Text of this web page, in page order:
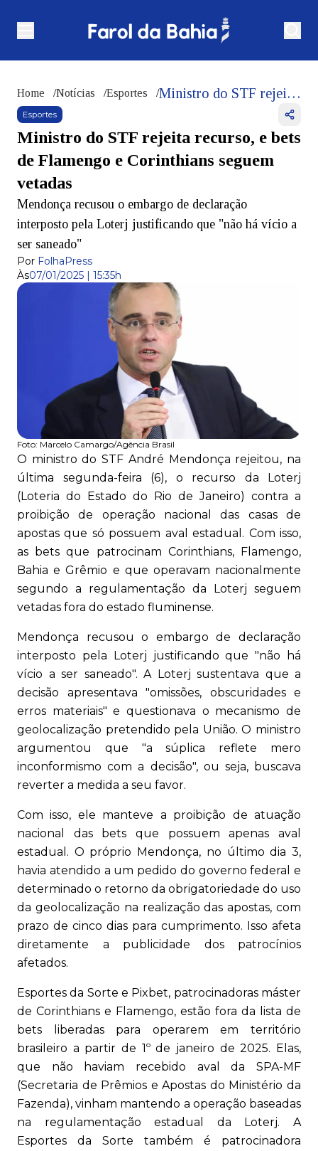
Home /Notícias /Esportes / Ministro do STF rejeita recurso, e bets de Flamengo e Corinthians seguem vetadas
Esportes
Ministro do STF rejeita recurso, e bets
de Flamengo e Corinthians seguem
vetadas
Mendonça recusou o embargo de declaração
interposto pela Loterj justificando que "não há vício a
ser saneado"
Por FolhaPress
Às07/01/2025 | 15:35h
Foto: Marcelo Camargo/Agência Brasil
O ministro do STF André Mendonça rejeitou, na
última segunda-feira (6), o recurso da Loterj
(Loteria do Estado do Rio de Janeiro) contra a
proibição de operação nacional das casas de
apostas que só possuem aval estadual. Com isso,
as bets que patrocinam Corinthians, Flamengo,
Bahia e Grêmio e que operavam nacionalmente
segundo a regulamentação da Loterj seguem
vetadas fora do estado fluminense.
Mendonça recusou o embargo de declaração
interposto pela Loterj justificando que "não há
vício a ser saneado". A Loterj sustentava que a
decisão apresentava "omissões, obscuridades e
erros materiais" e questionava o mecanismo de
geolocalização pretendido pela União. O ministro
argumentou que "a súplica reflete mero
inconformismo com a decisão", ou seja, buscava
reverter a medida a seu favor.
Com isso, ele manteve a proibição de atuação
nacional das bets que possuem apenas aval
estadual. O próprio Mendonça, no último dia 3,
havia atendido a um pedido do governo federal e
determinado o retorno da obrigatoriedade do uso
da geolocalização na realização das apostas, com
prazo de cinco dias para cumprimento. Isso afeta
diretamente a publicidade dos patrocínios
afetados.
Esportes da Sorte e Pixbet, patrocinadoras máster
de Corinthians e Flamengo, estão fora da lista de
bets liberadas para operarem em território
brasileiro a partir de 1º de janeiro de 2025. Elas,
que não haviam recebido aval da SPA-MF
(Secretaria de Prêmios e Apostas do Ministério da
Fazenda), vinham mantendo a operação baseadas
na regulamentação estadual da Loterj. A
Esportes da Sorte também é patrocinadora